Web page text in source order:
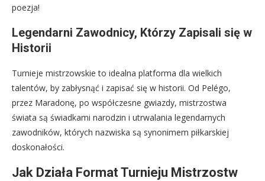
poezja!
Legendarni Zawodnicy, Którzy Zapisali się w
Historii
Turnieje mistrzowskie to idealna platforma dla wielkich
talentów, by zabłysnąć i zapisać się w historii. Od Pelégo,
przez Maradonę, po współczesne gwiazdy, mistrzostwa
świata są świadkami narodzin i utrwalania legendarnych
zawodników, których nazwiska są synonimem piłkarskiej
doskonałości.
Jak Działa Format Turnieju Mistrzostw